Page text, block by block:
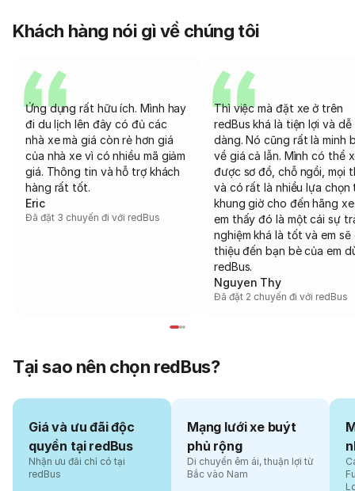
Khách hàng nói gì về chúng tôi
Ứng dụng rất hữu ích. Mình hay
đi du lịch lên đây có đủ các
nhà xe mà giá còn rẻ hơn giá
của nhà xe vì có nhiều mã giảm
giá. Thông tin và hỗ trợ khách
hàng rất tốt.
Eric
Đã đặt 3 chuyến đi với redBus
Thì việc mà đặt xe ở trên
redBus khá là tiện lợi và dễ
dàng. Nó cũng rất là minh
về giá cả lẫn. Mình có thể
được sơ đồ, chỗ ngồi, mọi
và có rất là nhiều lựa chọn
khung giờ cho đến hãng
em thấy đó là một cái sự
nghiệm khá là tốt và em sẽ
thiệu đến bạn bè của em
redBus.
Nguyen Thy
Đã đặt 2 chuyến đi với redBus
Tại sao nên chọn redBus?
Giá và ưu đãi độc
quyền tại redBus
Nhận ưu đãi chỉ có tại
redBus
Mạng lưới xe buýt
phủ rộng
Di chuyển êm ái, thuận lợi từ
Bắc vào Nam